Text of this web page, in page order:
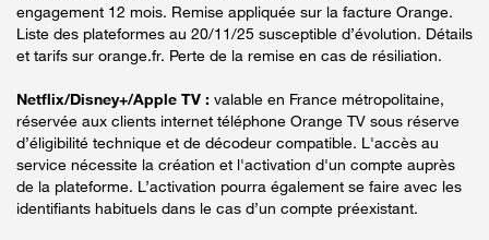
engagement 12 mois. Remise appliquée sur la facture Orange.
Liste des plateformes au 20/11/25 susceptible d’évolution. Détails
et tarifs sur orange.fr. Perte de la remise en cas de résiliation.
Netflix/Disney+/Apple TV : valable en France métropolitaine,
réservée aux clients internet téléphone Orange TV sous réserve
d’éligibilité technique et de décodeur compatible. L'accès au
service nécessite la création et l'activation d'un compte auprès
de la plateforme. L’activation pourra également se faire avec les
identifiants habituels dans le cas d’un compte préexistant.